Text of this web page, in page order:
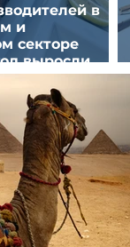
в
и
секторе
выросли